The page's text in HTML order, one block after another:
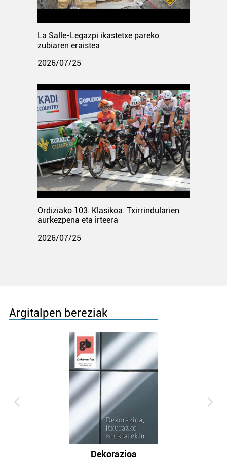
La Salle-Legazpi ikastetxe pareko
zubiaren eraistea
2026/07/25
Ordiziako 103. Klasikoa. Txirrindularien
aurkezpena eta irteera
2026/07/25
Argitalpen bereziak
Dekorazioa